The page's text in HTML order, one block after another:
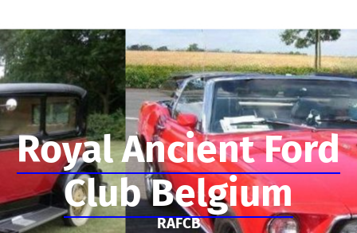
Royal Ancient Ford
Club Belgium
RAFCB